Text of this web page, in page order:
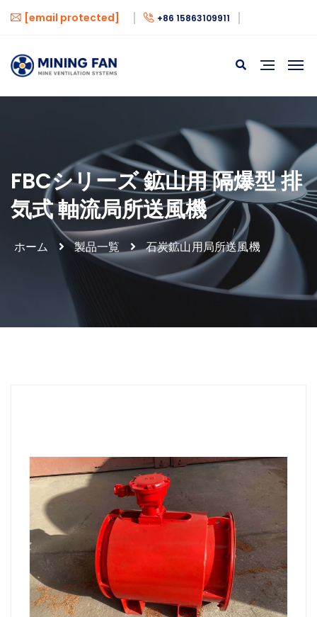
[email protected] +86 15863109911
FBCシリーズ 鉱山用 隔爆型 排
気式 軸流局所送風機
ホーム 製品一覧 石炭鉱山用局所送風機